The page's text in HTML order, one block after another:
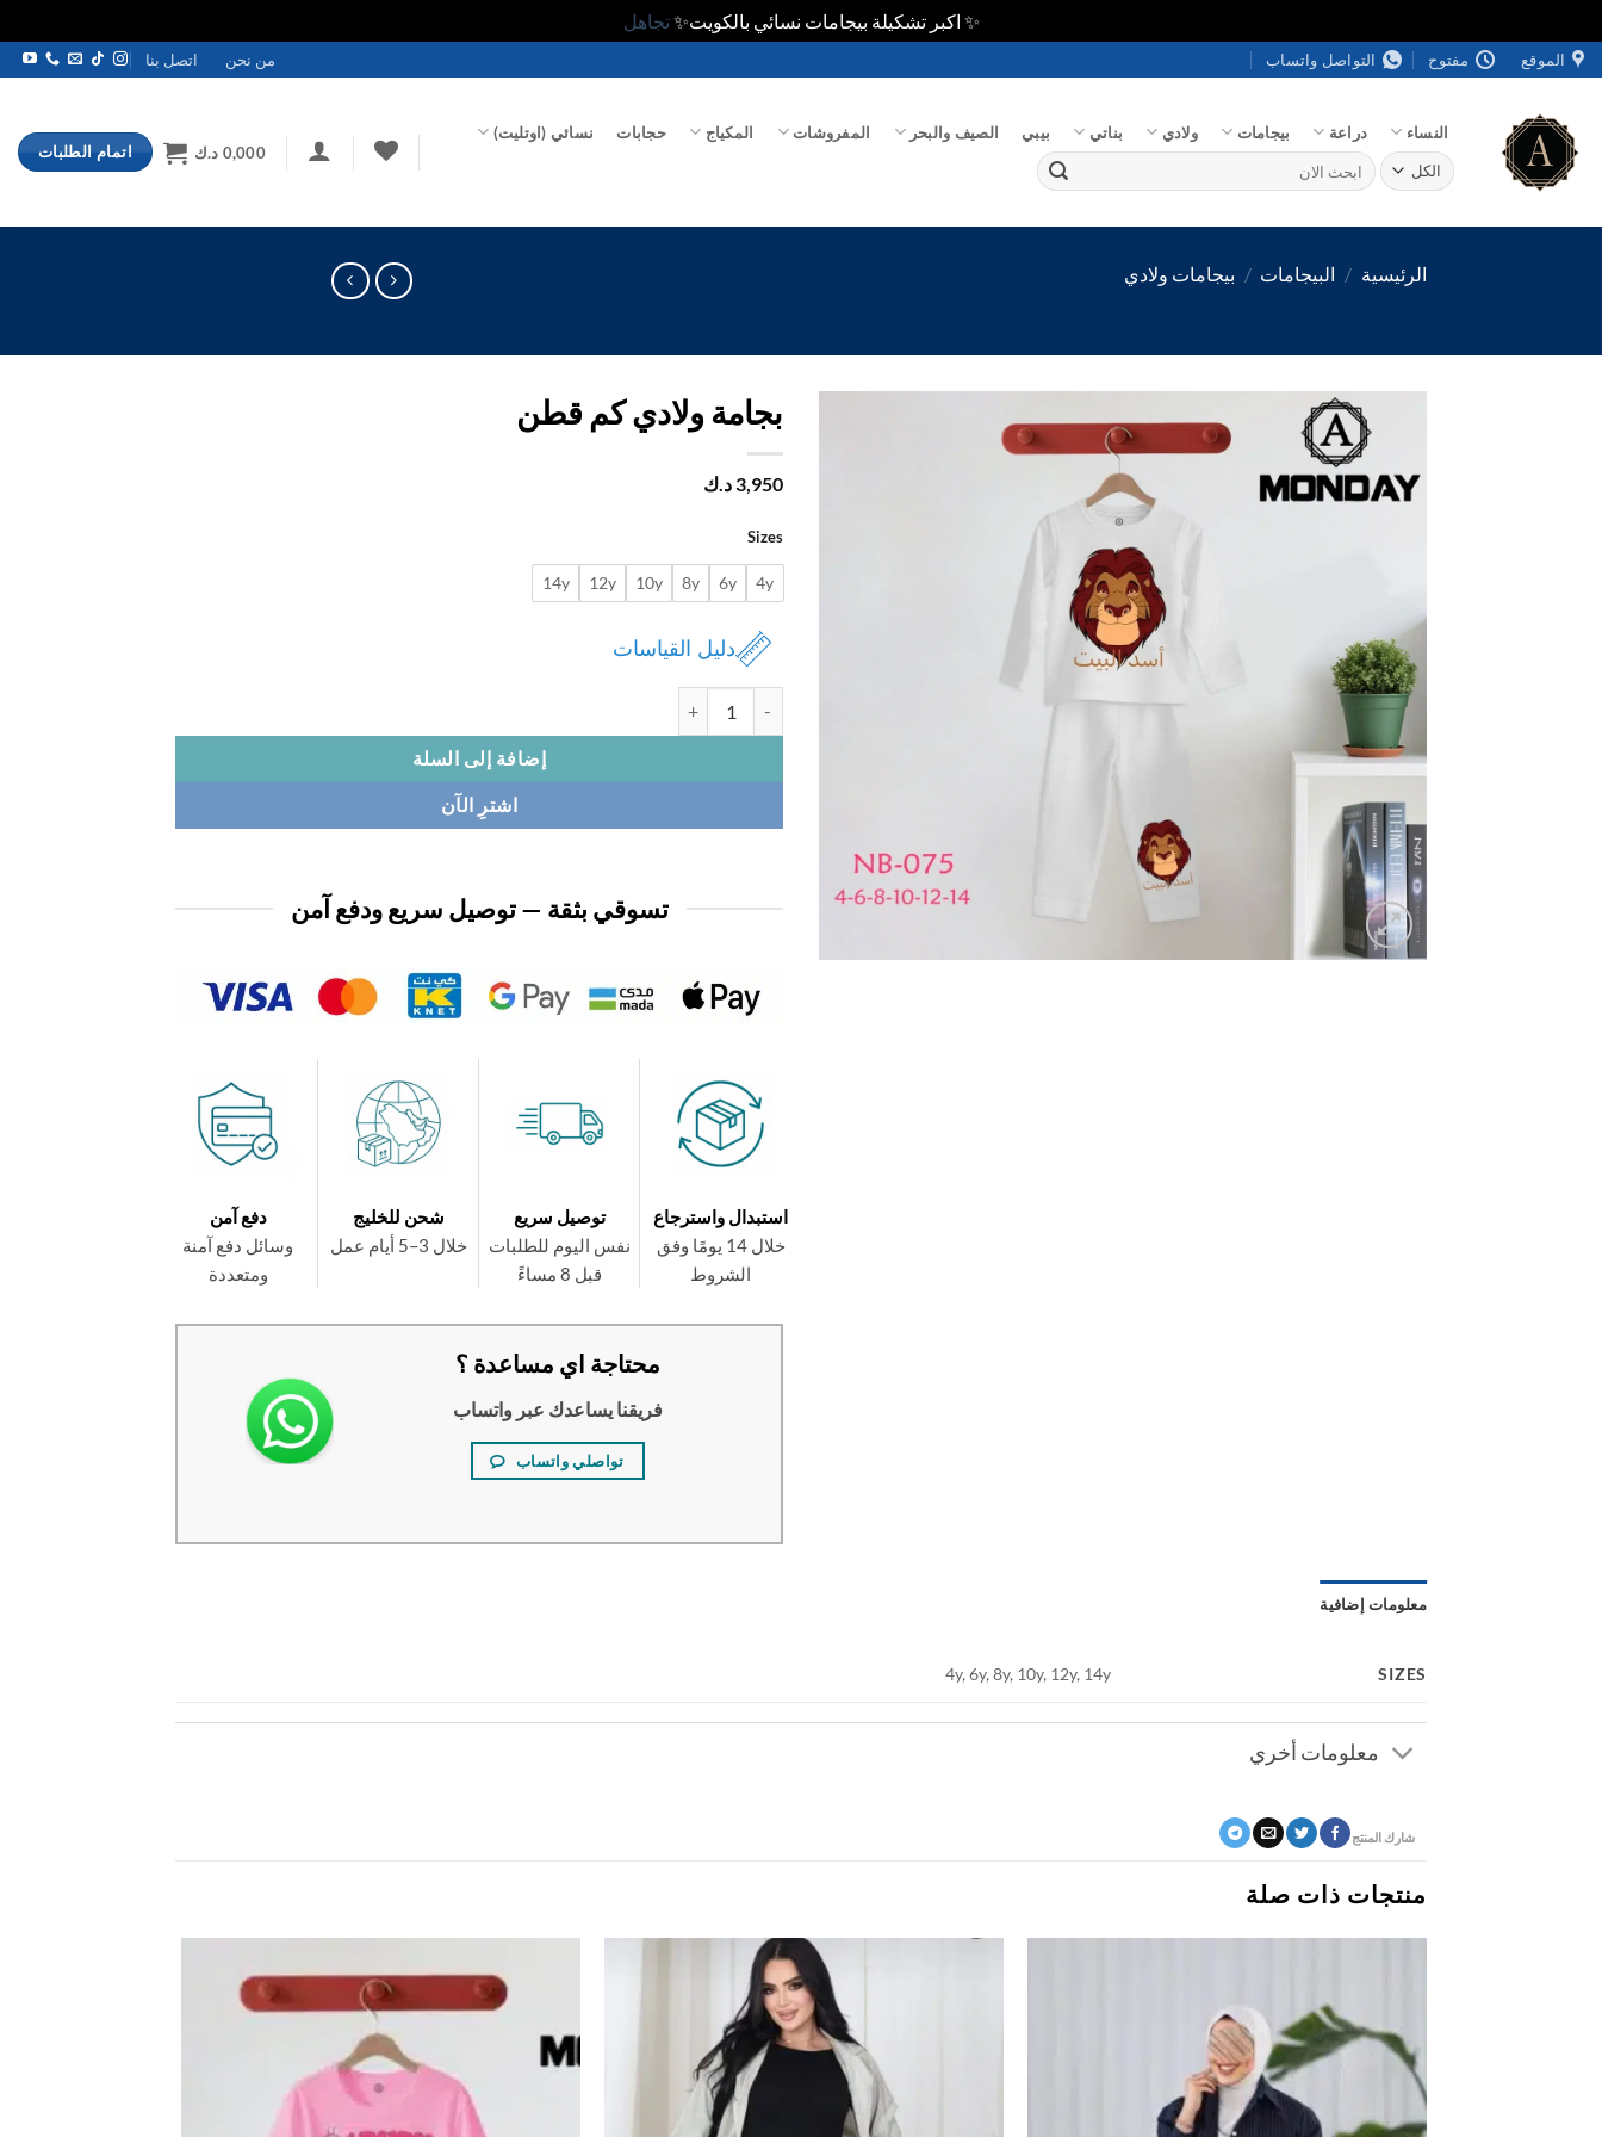
✨ اكبر تشكيلة بيجامات نسائي بالكويت✨تجاهل
تخطي
للمحتوى
الموقع مفتوح التواصل واتساب من نحن اتصل بنا
النساء دراعة بيجامات ولادي بناتي بيبي الصيف والبحر المفروشات المكياج حجابات نسائي (اوتليت)
البحث
عن:
0,000 د.ك اتمام الطلبات
الرئيسية / البيجامات / بيجامات ولادي
بجامة ولادي كم قطن
3,950 د.ك
Sizes
4y
6y
8y
10y
12y
14y
دليل القياسات
إضافة إلى السلة
اشترِ الآن
تسوقي بثقة — توصيل سريع ودفع آمن
استبدال واسترجاع
خلال 14 يومًا وفق
الشروط
توصيل سريع
نفس اليوم للطلبات
قبل 8 مساءً
شحن للخليج
خلال 3–5 أيام عمل
دفع آمن
وسائل دفع آمنة
ومتعددة
محتاجة اي مساعدة ؟
فريقنا يساعدك عبر واتساب
تواصلي واتساب
معلومات إضافية
SIZES
4y, 6y, 8y, 10y, 12y, 14y
معلومات أخري
شارك المنتج
منتجات ذات صلة